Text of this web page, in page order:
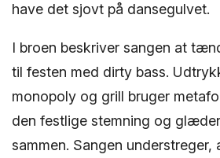
have det sjovt på dansegulvet.
I broen beskriver sangen at
til festen med dirty bass.
monopoly og grill bruger
den festlige stemning og
sammen. Sangen understreger,